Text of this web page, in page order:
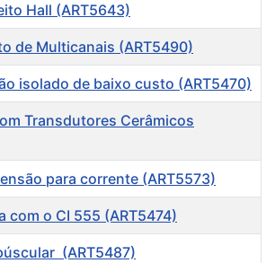
Hall (ART5643)
de Multicanais (ART5490)
isolado de baixo custo (ART5470)
Transdutores Cerâmicos
para corrente (ART5573)
com o CI 555 (ART5474)
(ART5487)